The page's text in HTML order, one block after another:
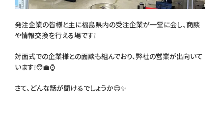
発注企業の皆様と主に福島県内の受注企業が一堂に会し、商談
や情報交換を行える場です❕
対面式での企業様との面談も組んでおり、弊社の営業が出向いて
います❕🧑‍💼⌚
さて、どんな話が聞けるでしょうか😊✨